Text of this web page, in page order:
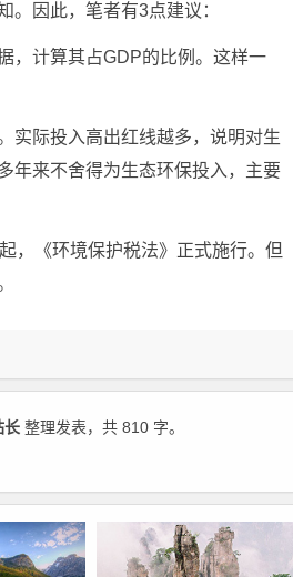
因此，笔者有3点建议：
，计算其占GDP的比例。这样一
实际投入高出红线越多，说明对生
年来不舍得为生态环保投入，主要
，《环境保护税法》正式施行。但
长 整理发表，共 810 字。